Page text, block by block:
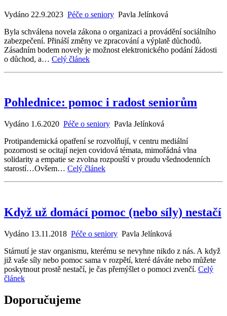
Vydáno 22.9.2023 Péče o seniory Pavla Jelínková
Byla schválena novela zákona o organizaci a provádění sociálního
zabezpečení. Přináší změny ve zpracování a výplatě důchodů.
Zásadním bodem novely je možnost elektronického podání žádosti
o důchod, a… Celý článek
Pohlednice: pomoc i radost seniorům
Vydáno 1.6.2020 Péče o seniory Pavla Jelínková
Protipandemická opatření se rozvolňují, v centru mediální
pozornosti se ocitají nejen covidová témata, mimořádná vlna
solidarity a empatie se zvolna rozpouští v proudu všednodenních
starostí…Ovšem… Celý článek
Když už domácí pomoc (nebo síly) nestačí
Vydáno 13.11.2018 Péče o seniory Pavla Jelínková
Stárnutí je stav organismu, kterému se nevyhne nikdo z nás. A když
již vaše síly nebo pomoc sama v rozpětí, které dáváte nebo můžete
poskytnout prostě nestačí, je čas přemýšlet o pomoci zvenčí. Celý
článek
Doporučujeme